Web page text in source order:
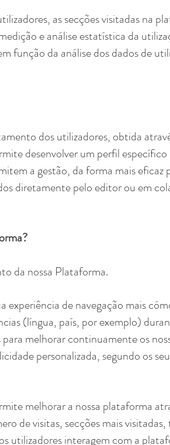
as secções visitadas na
e análise estatística da
função da análise dos dados de
dos utilizadores, obtida
desenvolver um perfil
a gestão, da forma mais eficaz
diretamente pelo editor ou em
da nossa Plataforma.
de navegação mais
(língua, país, por exemplo)
melhorar continuamente os
personalizada, segundo os
melhorar a nossa plataforma
de visitas, secções mais
utilizadores interagem com a